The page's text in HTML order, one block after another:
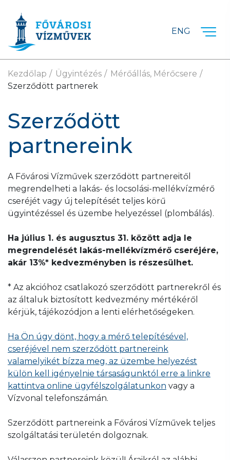
ENG
Kezdőlap Ügyintézés
Mérőállás, Mérőcsere
Szerződött partnerek
Szerződött
partnereink
A Fővárosi Vízművek szerződött partnereitől
megrendelheti a lakás- és locsolási-mellékvízmérő
cseréjét vagy új telepítését teljes körű
ügyintézéssel és üzembe helyezéssel (plombálás).
Ha július 1. és augusztus 31. között adja le
megrendelését lakás-mellékvízmérő cseréjére,
akár 13%* kedvezményben is részesülhet.
* Az akcióhoz csatlakozó szerződött partnerekről és
az általuk biztosított kedvezmény mértékéről
kérjük, tájékozódjon a lenti elérhetőségeken.
Ha Ön úgy dönt, hogy a mérő telepítésével,
cseréjével nem szerződött partnereink
valamelyikét bízza meg, az üzembe helyezést
külön kell igényelnie társaságunktól erre a linkre
kattintva online ügyfélszolgálatunkon vagy a
Vízvonal telefonszámán.
Szerződött partnereink a Fővárosi Vízművek teljes
szolgáltatási területén dolgoznak.